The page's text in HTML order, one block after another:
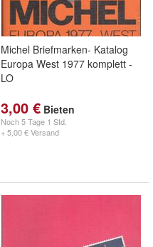
Michel Briefmarken- Katalog
Europa West 1977 komplett -
LO
3,00 € Bieten
Noch5 Tage 1 Std.
+ 5,00 € Versand